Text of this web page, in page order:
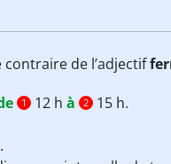
contraire de l’adjectif
1 12 h à 2 15 h.
.